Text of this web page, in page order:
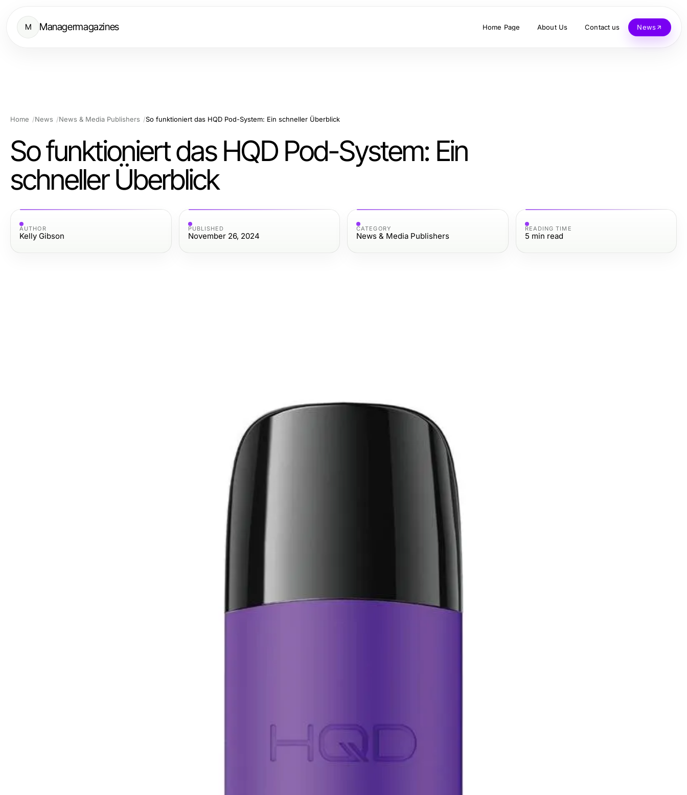
M Managermagazines Home Page About Us Contact us News
Home News News & Media Publishers So funktioniert das HQD Pod-System: Ein schneller Überblick
So funktioniert das HQD Pod-System: Ein
schneller Überblick
AUTHOR
Kelly Gibson
PUBLISHED
November 26, 2024
CATEGORY
News & Media Publishers
READING TIME
5 min read